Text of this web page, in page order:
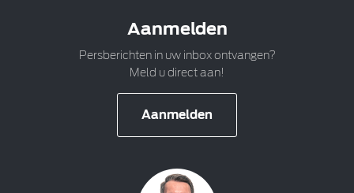
Aanmelden
Persberichten in uw inbox ontvangen?
Meld u direct aan!
Aanmelden